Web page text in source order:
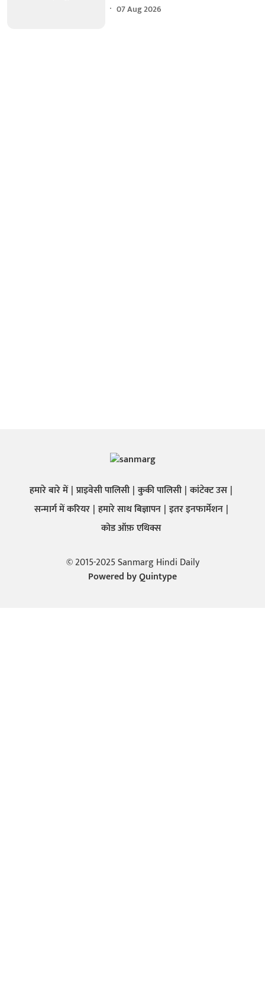
07 Aug 2026
हमारे बारे में प्राइवेसी पालिसी कुकी पालिसी कांटेक्ट उस
सन्मार्ग में करियर हमारे साथ बिज्ञापन इतर इनफार्मेशन
कोड ऑफ़ एथिक्स
© 2015-2025 Sanmarg Hindi Daily
Powered byQuintype